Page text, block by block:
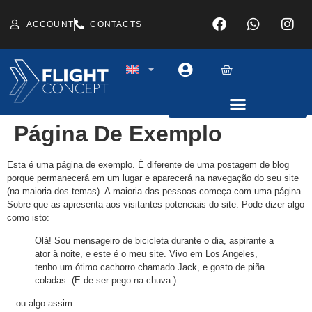
ACCOUNT CONTACTS
Página De Exemplo
Esta é uma página de exemplo. É diferente de uma postagem de blog
porque permanecerá em um lugar e aparecerá na navegação do seu site
(na maioria dos temas). A maioria das pessoas começa com uma página
Sobre que as apresenta aos visitantes potenciais do site. Pode dizer algo
como isto:
Olá! Sou mensageiro de bicicleta durante o dia, aspirante a
ator à noite, e este é o meu site. Vivo em Los Angeles,
tenho um ótimo cachorro chamado Jack, e gosto de piña
coladas. (E de ser pego na chuva.)
…ou algo assim: